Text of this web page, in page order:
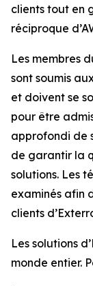
clients tout en
réciproque
Les membres
sont soumis
et doivent se
pour être
approfondi de
de garantir la
solutions. Les
examinés afin
clients
Les solutions
monde entier.